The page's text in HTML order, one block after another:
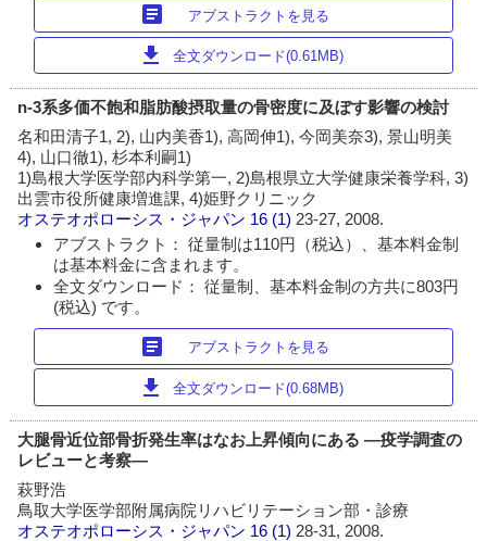
article アブストラクトを見る
download 全文ダウンロード(0.61MB)
n-3系多価不飽和脂肪酸摂取量の骨密度に及ぼす影響の検討
名和田清子1, 2), 山内美香1), 高岡伸1), 今岡美奈3), 景山明美
4), 山口徹1), 杉本利嗣1)
1)島根大学医学部内科学第一, 2)島根県立大学健康栄養学科, 3)
出雲市役所健康増進課, 4)姫野クリニック
オステオポローシス・ジャパン 16 (1) 23-27, 2008.
アブストラクト： 従量制は110円（税込）、基本料金制
は基本料金に含まれます。
全文ダウンロード： 従量制、基本料金制の方共に803円
(税込) です。
article アブストラクトを見る
download 全文ダウンロード(0.68MB)
大腿骨近位部骨折発生率はなお上昇傾向にある ―疫学調査の
レビューと考察―
萩野浩
鳥取大学医学部附属病院リハビリテーション部・診療
オステオポローシス・ジャパン 16 (1) 28-31, 2008.